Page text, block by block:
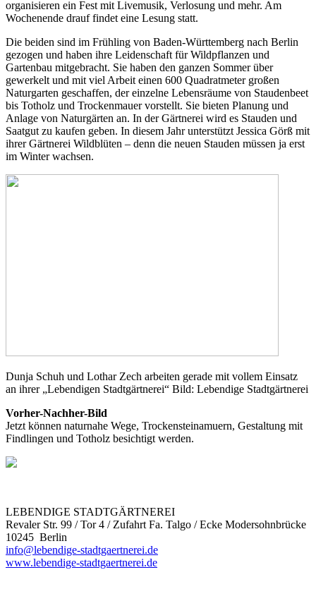
organisieren ein Fest mit Livemusik, Verlosung und mehr. Am
Wochenende drauf findet eine Lesung statt.
Die beiden sind im Frühling von Baden-Württemberg nach Berlin
gezogen und haben ihre Leidenschaft für Wildpflanzen und
Gartenbau mitgebracht. Sie haben den ganzen Sommer über
gewerkelt und mit viel Arbeit einen 600 Quadratmeter großen
Naturgarten geschaffen, der einzelne Lebensräume von Staudenbeet
bis Totholz und Trockenmauer vorstellt. Sie bieten Planung und
Anlage von Naturgärten an. In der Gärtnerei wird es Stauden und
Saatgut zu kaufen geben. In diesem Jahr unterstützt Jessica Görß mit
ihrer Gärtnerei Wildblüten – denn die neuen Stauden müssen ja erst
im Winter wachsen.
Dunja Schuh und Lothar Zech arbeiten gerade mit vollem Einsatz
an ihrer „Lebendigen Stadtgärtnerei“ Bild: Lebendige Stadtgärtnerei
Vorher-Nachher-Bild
Jetzt können naturnahe Wege, Trockensteinamuern, Gestaltung mit
Findlingen und Totholz besichtigt werden.
LEBENDIGE STADTGÄRTNEREI
Revaler Str. 99 / Tor 4 / Zufahrt Fa. Talgo / Ecke Modersohnbrücke
10245 Berlin
info@lebendige-stadtgaertnerei.de
www.lebendige-stadtgaertnerei.de